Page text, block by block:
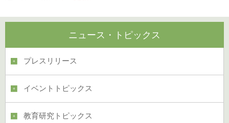
ニュース・トピックス
プレスリリース
イベントトピックス
教育研究トピックス